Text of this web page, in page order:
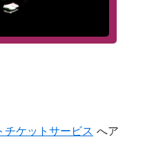
チケットサービス へア